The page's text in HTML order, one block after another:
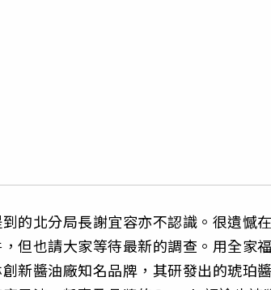
的北分局長謝宜容亦不認識。很遺憾
但也請大家等待最新的調查。用全家
新醬油廠知名品牌，其研發出的琥珀